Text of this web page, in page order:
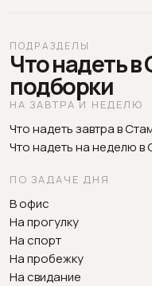
ПОДРАЗДЕЛЫ
Что надеть
подборки
НА ЗАВТРА И НЕДЕЛЮ
Что надеть завтра в
Что надеть на неделю в
ПО ЗАДАЧЕ ДНЯ
В офис
На прогулку
На спорт
На пробежку
На свидание